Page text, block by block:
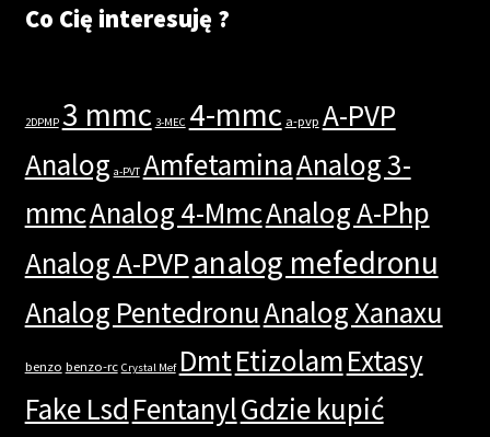
Co Cię interesuję ?
2DPMP 3 mmc 3-MEC 4-mmc a-pvp A-PVP
Analog a-PVT AmfetaminaAnalog 3-
mmcAnalog 4-MmcAnalog A-Php
Analog A-PVPanalog mefedronu
Analog PentedronuAnalog Xanaxu
benzo benzo-rc Crystal Mef DmtEtizolamExtasy
Fake Lsd FentanylGdzie kupić